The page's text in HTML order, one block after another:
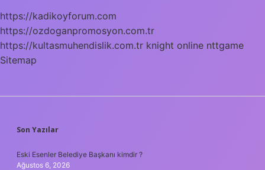
https://kadikoyforum.com
https://ozdoganpromosyon.com.tr
https://kultasmuhendislik.com.tr knight online nttgame
Sitemap
SIDEBAR
Son Yazılar
Eski Esenler Belediye Başkanı kimdir ?
Ağustos 6, 2026